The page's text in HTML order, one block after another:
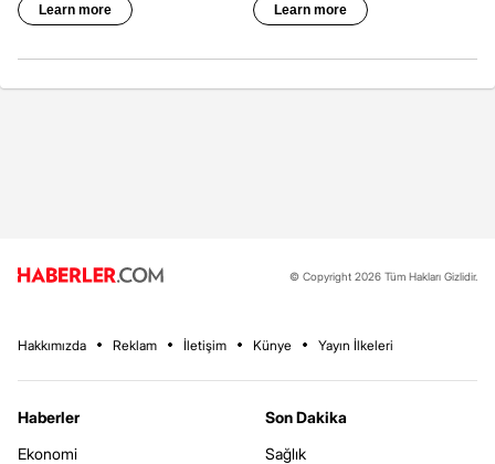
© Copyright 2026 Tüm Hakları Gizlidir.
Hakkımızda Reklam İletişim Künye Yayın İlkeleri
Haberler
Ekonomi
Son Dakika
Sağlık